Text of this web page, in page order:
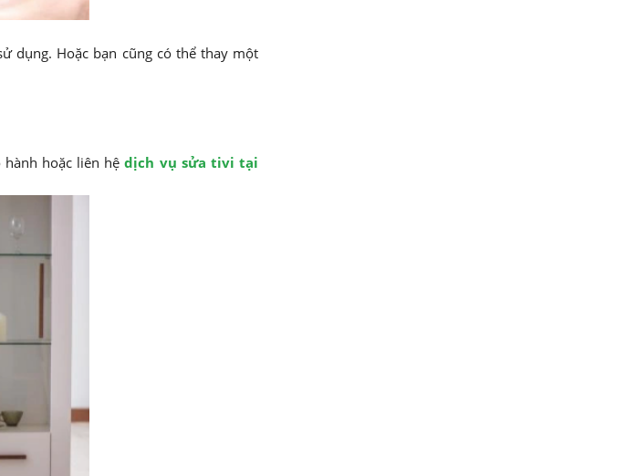
dụng. Hoặc bạn cũng có thể thay một
hành hoặc liên hệdịch vụ sửa tivi tại